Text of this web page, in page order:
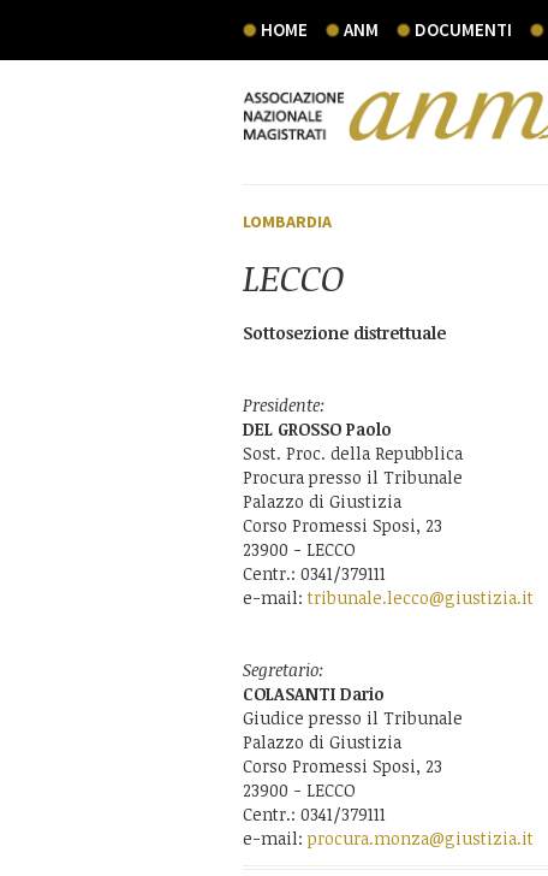
HOME ANM DOCUMENTI
LOMBARDIA
LECCO
Sottosezione distrettuale
Presidente:
DEL GROSSO Paolo
Sost. Proc. della Repubblica
Procura presso il Tribunale
Palazzo di Giustizia
Corso Promessi Sposi, 23
23900 - LECCO
Centr.: 0341/379111
e-mail:tribunale.lecco@giustizia.it
Segretario:
COLASANTI Dario
Giudice presso il Tribunale
Palazzo di Giustizia
Corso Promessi Sposi, 23
23900 - LECCO
Centr.: 0341/379111
e-mail:procura.monza@giustizia.it